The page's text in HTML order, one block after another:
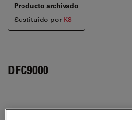
Producto archivado
Sustituido por K8
DFC9000